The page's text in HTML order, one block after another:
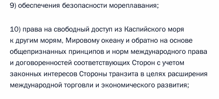
9) обеспечения безопасности мореплавания;
10) права на свободный доступ из Каспийского моря
к другим морям, Мировому океану и обратно на основе
общепризнанных принципов и норм международного права
и договоренностей соответствующих Сторон с учетом
законных интересов Стороны транзита в целях расширения
международной торговли и экономического развития;